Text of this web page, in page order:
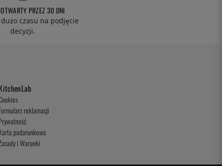
PRZEZ 30 DNI
czasu na podjęcie
decyzji.
reklamacji
podarunkowa
i Warunki